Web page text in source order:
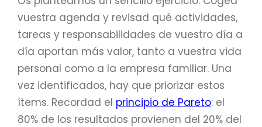
vuestra agenda y revisad qué actividades,
tareas y responsabilidades de vuestro día a
día aportan más valor, tanto a vuestra vida
personal como a la empresa familiar. Una
vez identificados, hay que priorizar estos
ítems. Recordad el principio de Pareto: el
80% de los resultados provienen del 20% del